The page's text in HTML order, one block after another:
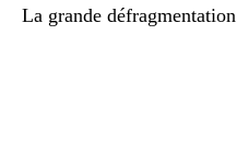
La grande défragmentation